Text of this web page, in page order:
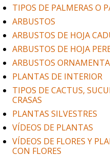
TIPOS DE PALMERAS O
ARBUSTOS
ARBUSTOS DE HOJA
ARBUSTOS DE HOJA
ARBUSTOS
PLANTAS DE INTERIOR
TIPOS DE CACTUS,
CRASAS
PLANTAS SILVESTRES
VÍDEOS DE PLANTAS
VÍDEOS DE FLORES Y
CON FLORES